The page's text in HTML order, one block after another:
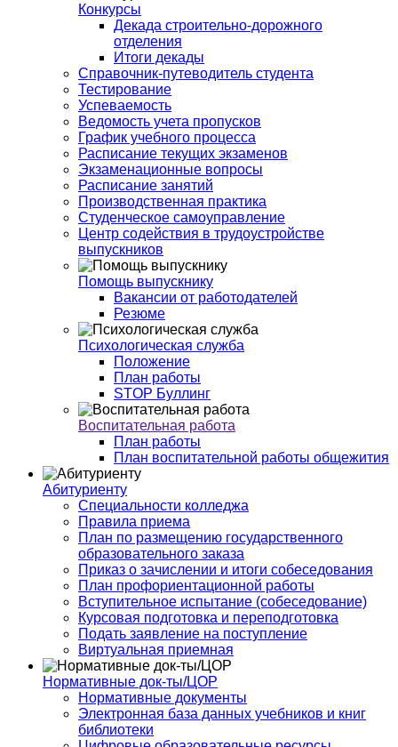
Конкурсы
Декада строительно-дорожного
отделения
Итоги декады
Справочник-путеводитель студента
Тестирование
Успеваемость
Ведомость учета пропусков
График учебного процесса
Расписание текущих экзаменов
Экзаменационные вопросы
Расписание занятий
Производственная практика
Студенческое самоуправление
Центр содействия в трудоустройстве
выпускников
Помощь выпускнику
Вакансии от работодателей
Резюме
Психологическая служба
Положение
План работы
STOP Буллинг
Воспитательная работа
План работы
План воспитательной работы общежития
Абитуриенту
Специальности колледжа
Правила приема
План по размещению государственного
образовательного заказа
Приказ о зачислении и итоги собеседования
План профориентационной работы
Вступительное испытание (собеседование)
Курсовая подготовка и переподготовка
Подать заявление на поступление
Виртуальная приемная
Нормативные док-ты/ЦОР
Нормативные документы
Электронная база данных учебников и книг
библиотеки